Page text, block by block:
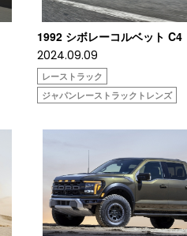
1992 シボレーコルベット C4
2024.09.09
レーストラック
ジャパンレーストラックトレンズ